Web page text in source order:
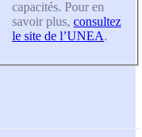
capacités. Pour en
savoir plus, consultez
le site de l’UNEA.